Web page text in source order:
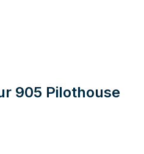
905 Pilothouse